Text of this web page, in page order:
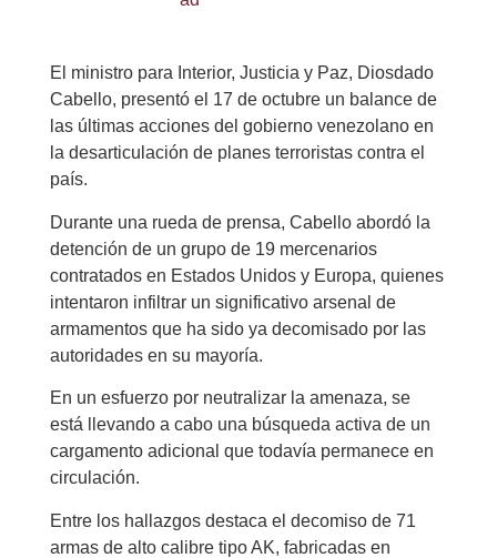
El ministro para Interior, Justicia y Paz, Diosdado
Cabello, presentó el 17 de octubre un balance de
las últimas acciones del gobierno venezolano en
la desarticulación de planes terroristas contra el
país.
Durante una rueda de prensa, Cabello abordó la
detención de un grupo de 19 mercenarios
contratados en Estados Unidos y Europa, quienes
intentaron infiltrar un significativo arsenal de
armamentos que ha sido ya decomisado por las
autoridades en su mayoría.
En un esfuerzo por neutralizar la amenaza, se
está llevando a cabo una búsqueda activa de un
cargamento adicional que todavía permanece en
circulación.
Entre los hallazgos destaca el decomiso de 71
armas de alto calibre tipo AK, fabricadas en